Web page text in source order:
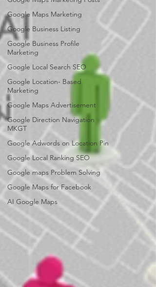
Google Maps Marketing
Google Business Listing
Google Business Profile
Marketing
Google Local Search SEO
Google Location- Based
Marketing
Google Maps Advertisement
Google Direction Navigation
MKGT
Google Adwords on Location Pin
Google Local Ranking SEO
Google maps Problem Solving
Google Maps for Facebook
AI Google Maps